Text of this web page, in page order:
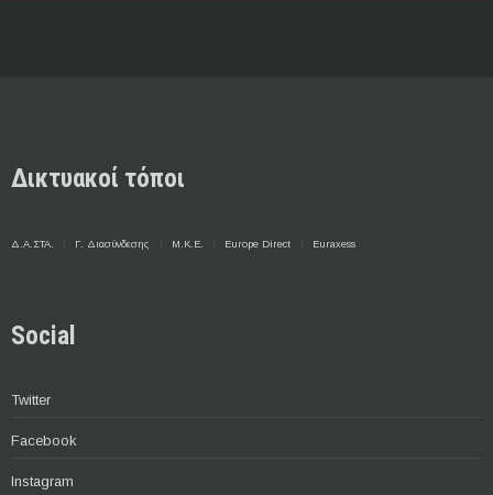
Δικτυακοί τόποι
Δ.Α.ΣΤΑ. Γ. Διασύνδεσης Μ.Κ.Ε. Europe Direct Euraxess
Social
Twitter
Facebook
Instagram